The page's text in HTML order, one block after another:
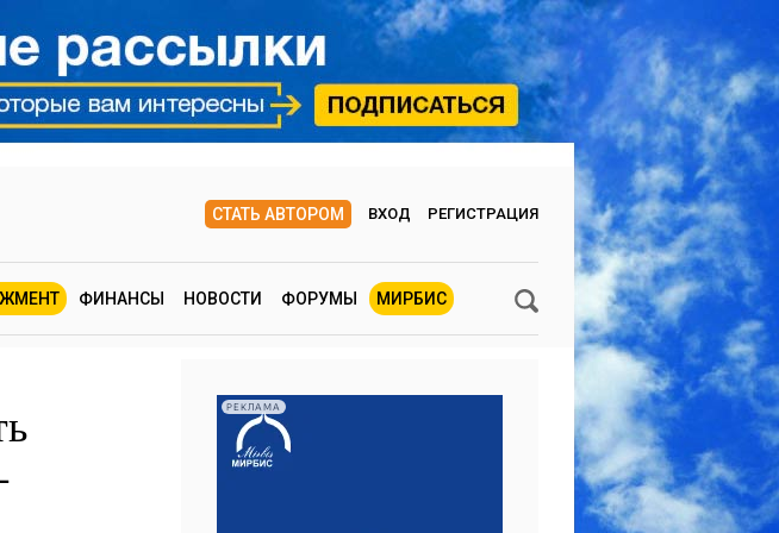
СТАТЬ АВТОРОМ ВХОД РЕГИСТРАЦИЯ
ФИНАНСЫ НОВОСТИ ФОРУМЫ МИРБИС
РЕКЛАМА